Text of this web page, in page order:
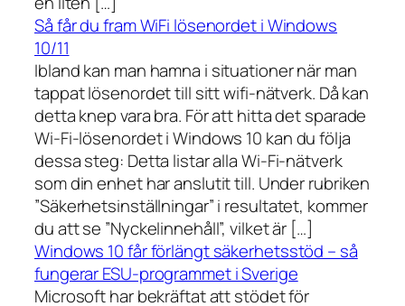
Så får du fram WiFi lösenordet i Windows
10/11
Ibland kan man hamna i situationer när man
tappat lösenordet till sitt wifi-nätverk. Då kan
detta knep vara bra. För att hitta det sparade
Wi-Fi-lösenordet i Windows 10 kan du följa
dessa steg: Detta listar alla Wi-Fi-nätverk
som din enhet har anslutit till. Under rubriken
”Säkerhetsinställningar” i resultatet, kommer
du att se ”Nyckelinnehåll”, vilket är […]
Windows 10 får förlängt säkerhetsstöd – så
fungerar ESU-programmet i Sverige
Microsoft har bekräftat att stödet för